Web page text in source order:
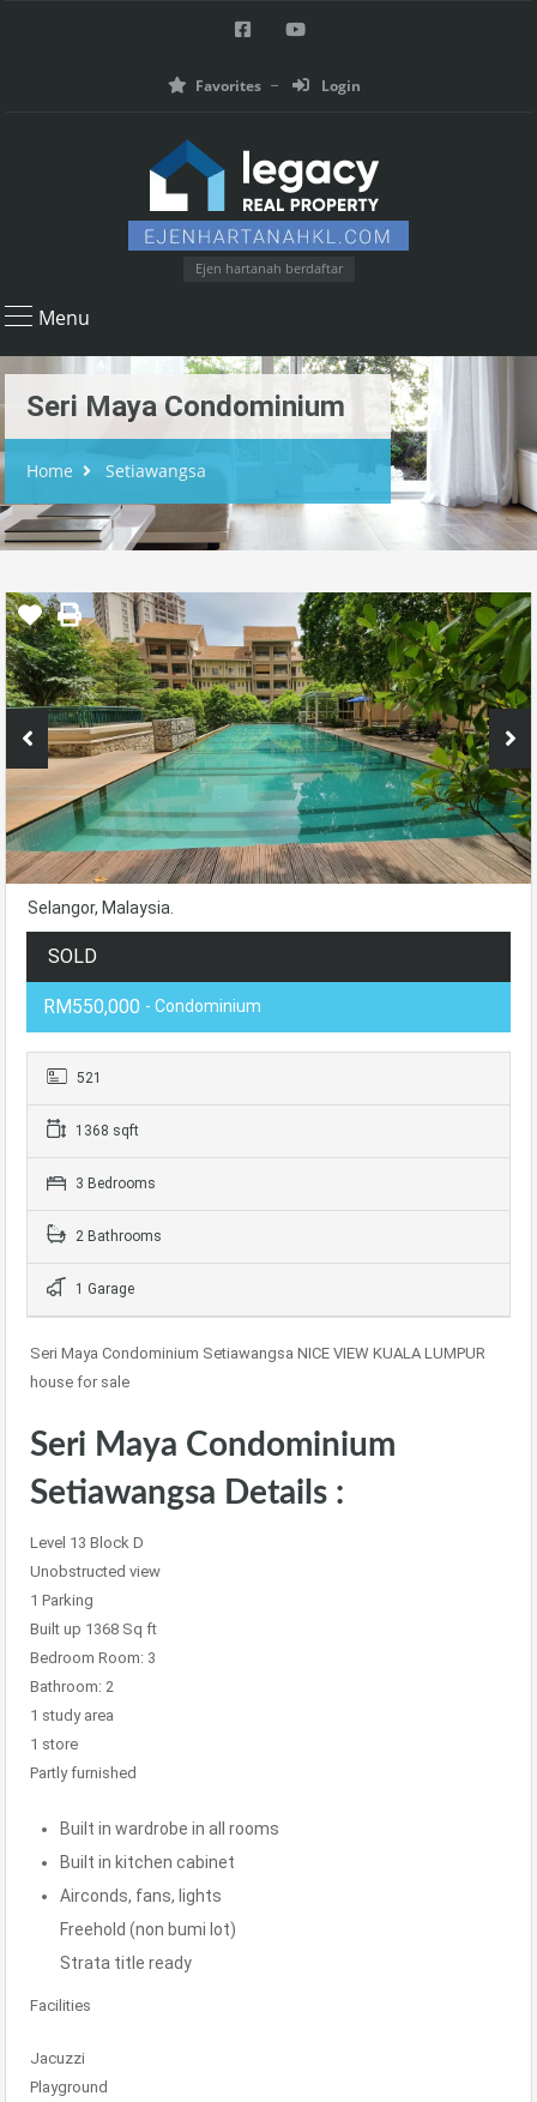
Favorites Login
Ejen hartanah berdaftar
Menu
Seri Maya Condominium
Home Setiawangsa
Selangor, Malaysia.
SOLD
RM550,000 - Condominium
521
1368 sqft
3 Bedrooms
2 Bathrooms
1 Garage
Seri Maya Condominium Setiawangsa NICE VIEW KUALA LUMPUR
house for sale
Seri Maya Condominium
Setiawangsa Details :
Level 13 Block D
Unobstructed view
1 Parking
Built up 1368 Sq ft
Bedroom Room: 3
Bathroom: 2
1 study area
1 store
Partly furnished
Built in wardrobe in all rooms
Built in kitchen cabinet
Airconds, fans, lights
Freehold (non bumi lot)
Strata title ready
Facilities
Jacuzzi
Playground